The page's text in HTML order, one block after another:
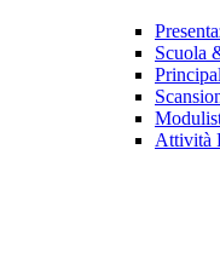
Scuola
Attività